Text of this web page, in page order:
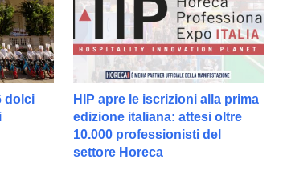
dolci
HIP apre le iscrizioni alla prima
edizione italiana: attesi oltre
10.000 professionisti del
settore Horeca